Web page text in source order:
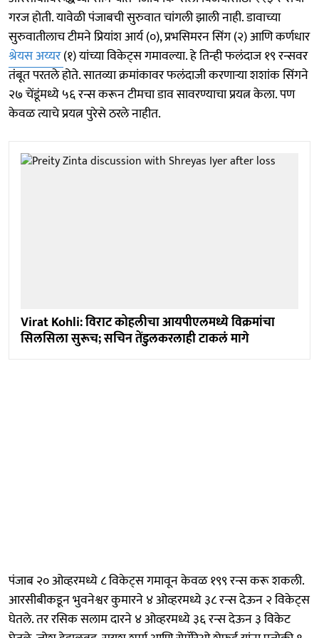
गरज होती. यावेळी पंजाबची सुरुवात चांगली झाली नाही. डावाच्या
सुरुवातीलाच टीमने प्रियांश आर्य (०), प्रभसिमरन सिंग (२) आणि कर्णधार
श्रेयस अय्यर(१) यांच्या विकेट्स गमावल्या. हे तिन्ही फलंदाज १९ रन्सवर
तंबूत परतले होते. सातव्या क्रमांकावर फलंदाजी करणाऱ्या शशांक सिंगने
२७ चेंडूंमध्ये ५६ रन्स करून टीमचा डाव सावरण्याचा प्रयत्न केला. पण
केवळ त्याचे प्रयत्न पुरेसे ठरले नाहीत.
Virat Kohli: विराट कोहलीचा आयपीएलमध्ये विक्रमांचा
सिलसिला सुरूच; सचिन तेंडुलकरलाही टाकलं मागे
पंजाब २० ओव्हरमध्ये ८ विकेट्स गमावून केवळ १९९ रन्स करू शकली.
आरसीबीकडून भुवनेश्वर कुमारने ४ ओव्हरमध्ये ३८ रन्स देऊन २ विकेट्स
घेतले. तर रसिक सलाम दारने ४ ओव्हरमध्ये ३६ रन्स देऊन ३ विकेट